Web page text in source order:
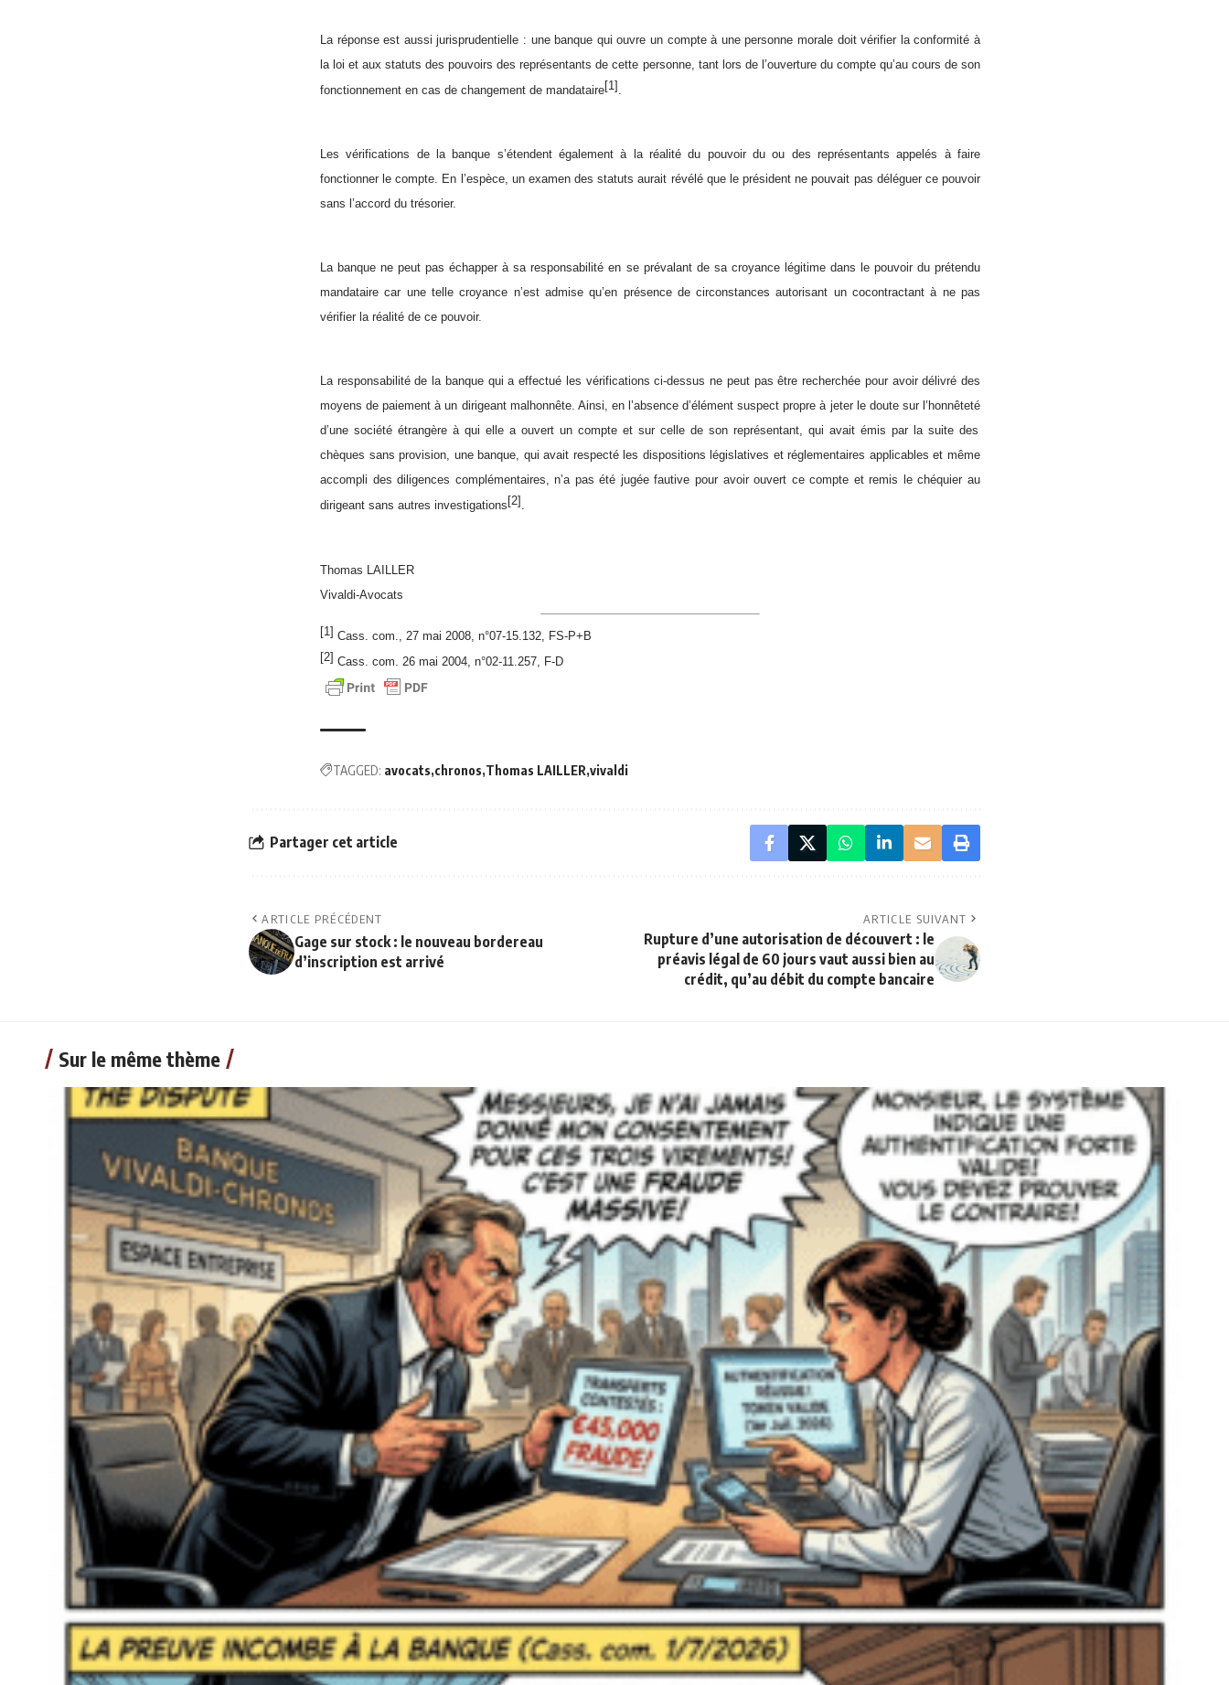
La réponse est aussi jurisprudentielle : une banque qui ouvre un compte à une personne morale doit vérifier la conformité à
la loi et aux statuts des pouvoirs des représentants de cette personne, tant lors de l’ouverture du compte qu’au cours de son
fonctionnement en cas de changement de mandataire[1] .
Les vérifications de la banque s’étendent également à la réalité du pouvoir du ou des représentants appelés à faire
fonctionner le compte. En l’espèce, un examen des statuts aurait révélé que le président ne pouvait pas déléguer ce pouvoir
sans l’accord du trésorier.
La banque ne peut pas échapper à sa responsabilité en se prévalant de sa croyance légitimedans le pouvoir du prétendu
mandataire car une telle croyance n’est admise qu’en présence de circonstances autorisant un cocontractant à ne pas
vérifier la réalité de ce pouvoir.
La responsabilité de la banque qui a effectué les vérifications ci-dessus ne peut pas être recherchée pour avoir délivré des
moyens de paiement à un dirigeant malhonnête. Ainsi, en l’absence d’élément suspect propre à jeter le doute sur l’honnêteté
d’une société étrangère à qui elle a ouvert un compte et sur celle de son représentant, qui avait émis par la suite des
chèques sans provision, une banque, qui avait respecté les dispositions législatives et réglementaires applicables et même
accompli des diligences complémentaires, n’a pas été jugée fautive pour avoir ouvert ce compte et remis le chéquier au
dirigeant sans autres investigations [2] .
Thomas LAILLER
Vivaldi-Avocats
[1] Cass. com., 27 mai 2008, n°07-15.132, FS-P+B
[2] Cass. com. 26 mai 2004, n°02-11.257, F-D
TAGGED: avocats chronos Thomas LAILLER vivaldi
Partager cet article
ARTICLE PRÉCÉDENT
Gage sur stock : le nouveau bordereau
d’inscription est arrivé
ARTICLE SUIVANT
Rupture d’une autorisation de découvert : le
préavis légal de 60 jours vaut aussi bien au
crédit, qu’au débit du compte bancaire
Sur le même thème